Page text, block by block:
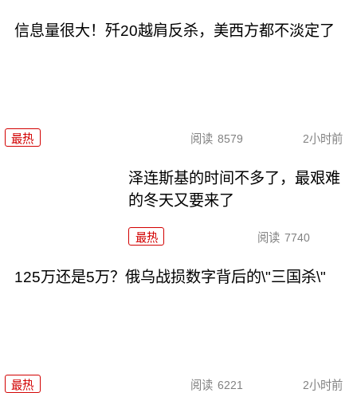
信息量很大！歼20越肩反杀，美西方都不淡定了
最热 阅读 8579 2小时前
泽连斯基的时间不多了，最艰难
的冬天又要来了
最热 阅读 7740
125万还是5万？俄乌战损数字背后的\"三国杀\"
最热 阅读 6221 2小时前